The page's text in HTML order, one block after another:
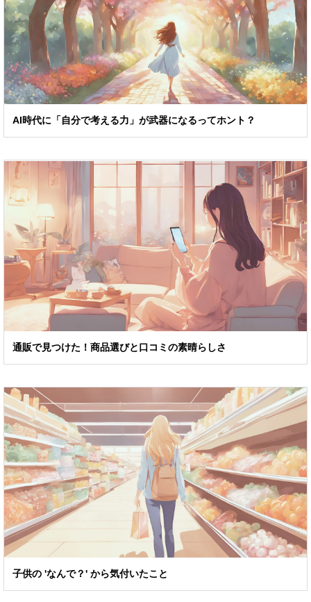
AI時代に「自分で考える力」が武器になるってホント？
通販で見つけた！商品選びと口コミの素晴らしさ
子供の 'なんで？' から気付いたこと